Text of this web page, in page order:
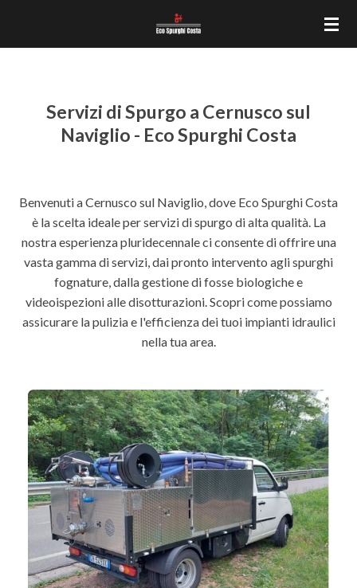
Servizi di Spurgo a Cernusco sul
Naviglio - Eco Spurghi Costa
Benvenuti a Cernusco sul Naviglio, dove Eco Spurghi Costa
è la scelta ideale per servizi di spurgo di alta qualità. La
nostra esperienza pluridecennale ci consente di offrire una
vasta gamma di servizi, dai pronto intervento agli spurghi
fognature, dalla gestione di fosse biologiche e
videoispezioni alle disotturazioni. Scopri come possiamo
assicurare la pulizia e l'efficienza dei tuoi impianti idraulici
nella tua area.